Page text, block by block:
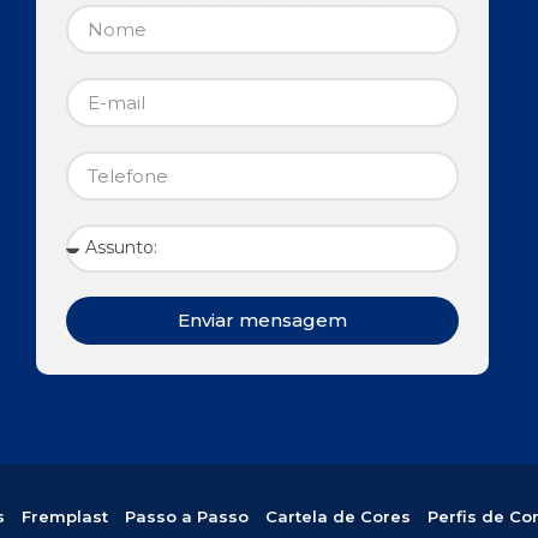
Enviar mensagem
Fremplast Passo a Passo Cartela de Cores Perfis de